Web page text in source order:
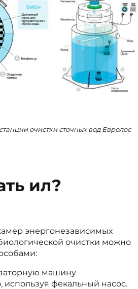
очистки сточных вод Евролос
ил?
энергонезависимых
очистки можно
машину
используя фекальный насос.